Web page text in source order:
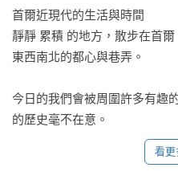
首爾近現代的生活與時間
靜靜 累積 的地方，散步在首爾
東西南北的都心與巷弄。
今日的我們會被周圍許多有趣
的歷史毫不在意。
這時，就要無條件走出去，不
可能開始關心那個地方，並產
看更